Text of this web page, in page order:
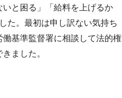
と困る」「給料を上げるか
た。最初は申し訳ない気持ち
基準監督署に相談して法的権
ました。